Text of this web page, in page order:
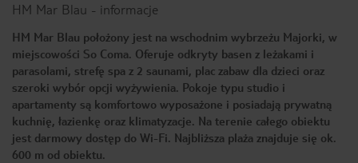
HM Mar Blau - informacje
HM Mar Blau położony jest na wschodnim wybrzeżu Majorki, w
miejscowości So Coma. Oferuje odkryty basen z leżakami i
parasolami, strefę spa z 2 saunami, plac zabaw dla dzieci oraz
szeroki wybór opcji wyżywienia. Pokoje typu studio i
apartamenty są komfortowo wyposażone i posiadają prywatną
kuchnię, łazienkę oraz klimatyzacje. Na terenie całego obiektu
jest darmowy dostęp do Wi-Fi. Najbliższa plaża znajduje się ok.
600 m od obiektu.